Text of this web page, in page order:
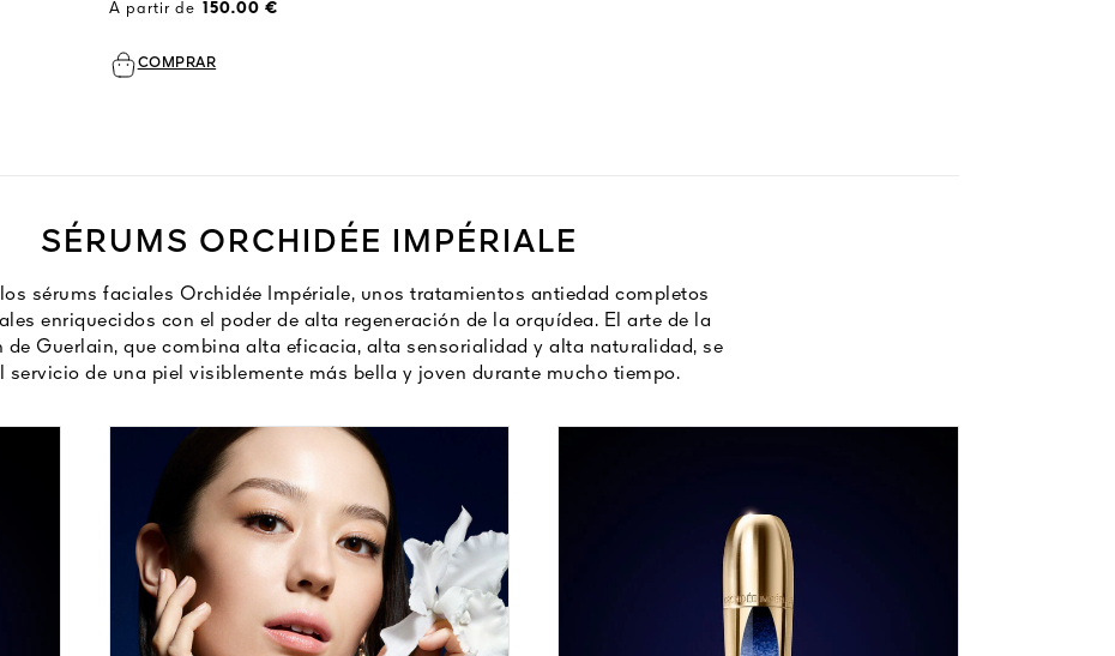
A partir de 150.00 €
COMPRAR
SÉRUMS ORCHIDÉE IMPÉRIALE
sérums faciales Orchidée Impériale, unos tratamientos antiedad completos
enriquecidos con el poder de alta regeneración de la orquídea. El arte de la
de Guerlain, que combina alta eficacia, alta sensorialidad y alta naturalidad, se
servicio de una piel visiblemente más bella y joven durante mucho tiempo.